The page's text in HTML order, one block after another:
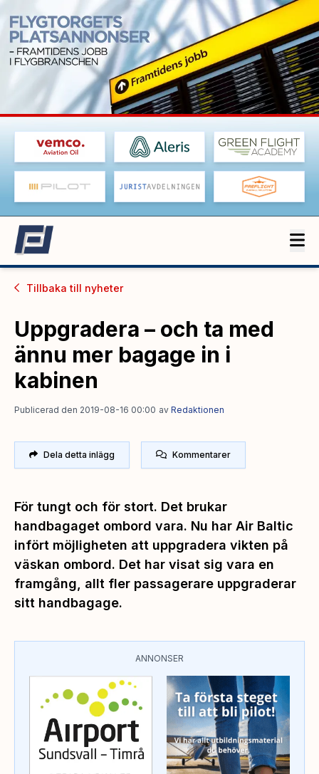
Tillbaka till nyheter
Uppgradera – och ta med
ännu mer bagage in i
kabinen
Publicerad den 2019-08-16 00:00 av Redaktionen
Dela detta inlägg Kommentarer
För tungt och för stort. Det brukar
handbagaget ombord vara. Nu har Air Baltic
infört möjligheten att uppgradera vikten på
väskan ombord. Det har visat sig vara en
framgång, allt fler passagerare uppgraderar
sitt handbagage.
ANNONSER